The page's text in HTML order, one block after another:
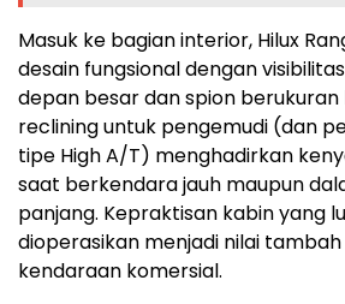
Masuk ke bagian interior, Hilux
desain fungsional dengan
depan besar dan spion berukuran
reclining untuk pengemudi (dan
tipe High A/T) menghadirkan
saat berkendara jauh maupun
panjang. Kepraktisan kabin yang
dioperasikan menjadi nilai
kendaraan komersial.